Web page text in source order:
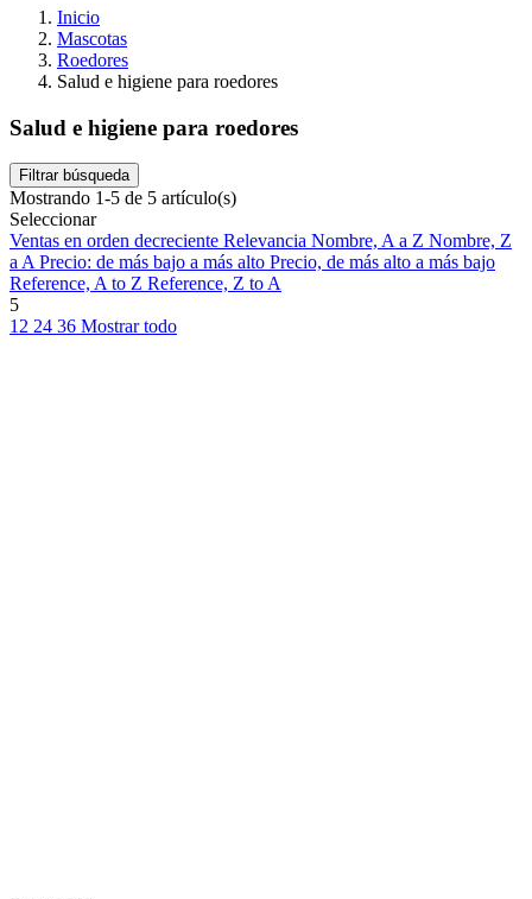
Inicio
Mascotas
Roedores
Salud e higiene para roedores
Salud e higiene para roedores
Filtrar búsqueda
Mostrando 1-5 de 5 artículo(s)
Seleccionar
Ventas en orden decreciente Relevancia Nombre, A a Z Nombre, Z
a APrecio: de más bajo a más alto Precio, de más alto a más bajo
Reference, A to Z Reference, Z to A
5
12 24 36 Mostrar todo